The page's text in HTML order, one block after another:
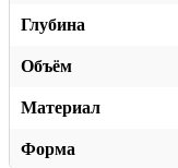
Глубина
Объём
Материал
Форма